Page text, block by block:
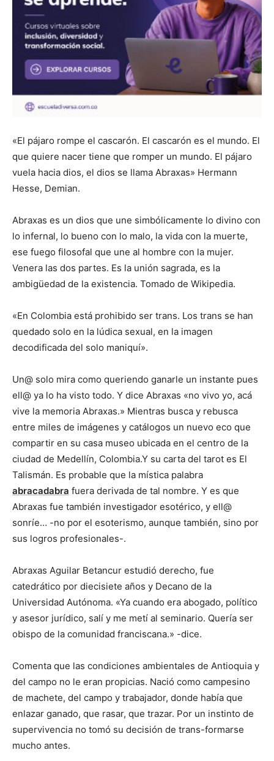
«El pájaro rompe el cascarón. El cascarón es el mundo. El
que quiere nacer tiene que romper un mundo. El pájaro
vuela hacia dios, el dios se llama Abraxas» Hermann
Hesse, Demian.
Abraxas es un dios que une simbólicamente lo divino con
lo infernal, lo bueno con lo malo, la vida con la muerte,
ese fuego filosofal que une al hombre con la mujer.
Venera las dos partes. Es la unión sagrada, es la
ambigüedad de la existencia. Tomado de Wikipedia.
«En Colombia está prohibido ser trans. Los trans se han
quedado solo en la lúdica sexual, en la imagen
decodificada del solo maniquí».
Un@ solo mira como queriendo ganarle un instante pues
ell@ ya lo ha visto todo. Y dice Abraxas «no vivo yo, acá
vive la memoria Abraxas.» Mientras busca y rebusca
entre miles de imágenes y catálogos un nuevo eco que
compartir en su casa museo ubicada en el centro de la
ciudad de Medellín, Colombia.Y su carta del tarot es El
Talismán. Es probable que la mística palabra
abracadabra fuera derivada de tal nombre. Y es que
Abraxas fue también investigador esotérico, y ell@
sonríe… -no por el esoterismo, aunque también, sino por
sus logros profesionales-.
Abraxas Aguilar Betancur estudió derecho, fue
catedrático por diecisiete años y Decano de la
Universidad Autónoma. «Ya cuando era abogado, político
y asesor jurídico, salí y me metí al seminario. Quería ser
obispo de la comunidad franciscana.» -dice.
Comenta que las condiciones ambientales de Antioquia y
del campo no le eran propicias. Nació como campesino
de machete, del campo y trabajador, donde había que
enlazar ganado, que rasar, que trazar. Por un instinto de
supervivencia no tomó su decisión de trans-formarse
mucho antes.